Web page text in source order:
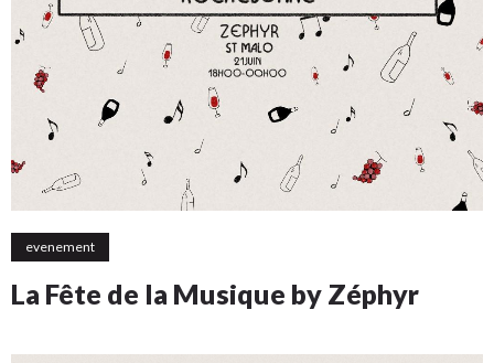
evenement
La Fête de la Musique by Zéphyr